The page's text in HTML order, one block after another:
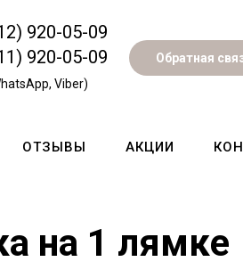
920-05-09
920-05-09
Viber)
Обратная
ОТЗЫВЫ АКЦИИ
на 1 лямке